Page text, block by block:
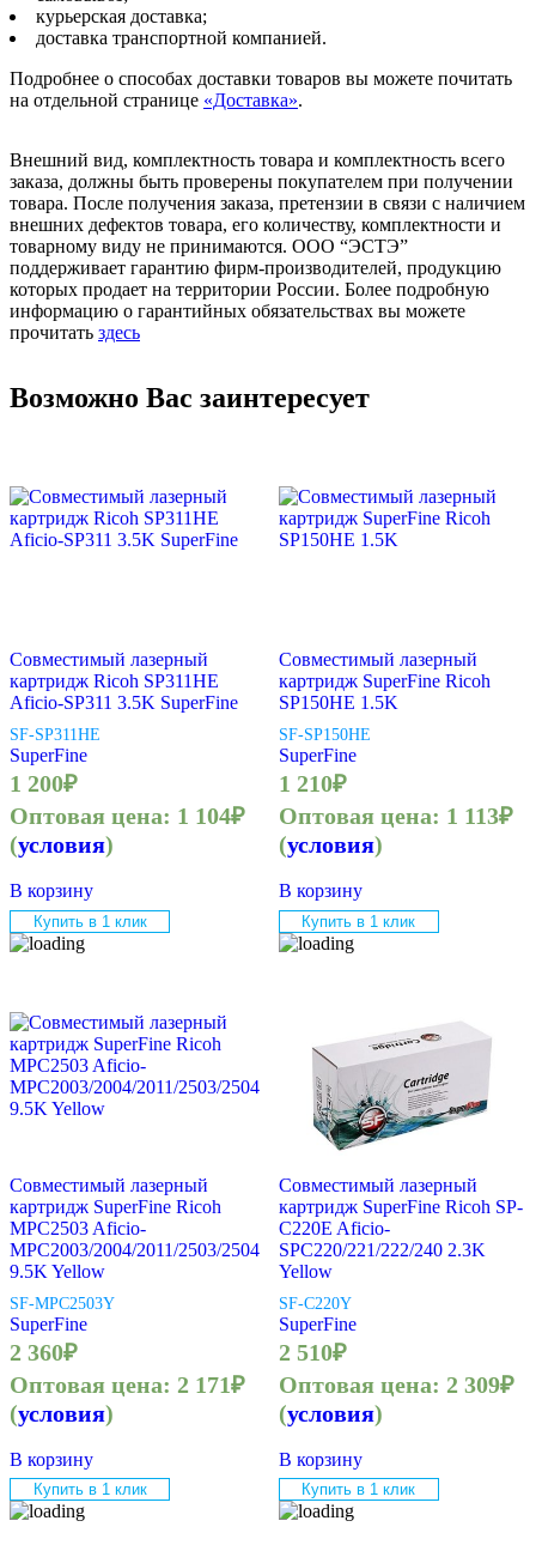
курьерская доставка;
доставка транспортной компанией.
Подробнее о способах доставки товаров вы можете почитать
на отдельной странице «Доставка».
Внешний вид, комплектность товара и комплектность всего
заказа, должны быть проверены покупателем при получении
товара. После получения заказа, претензии в связи с наличием
внешних дефектов товара, его количеству, комплектности и
товарному виду не принимаются. ООО “ЭСТЭ”
поддерживает гарантию фирм-производителей, продукцию
которых продает на территории России. Более подробную
информацию о гарантийных обязательствах вы можете
прочитать здесь
Возможно Вас заинтересует
Совместимый лазерный
картридж Ricoh SP311HE
Aficio-SP311 3.5K SuperFine
SF-SP311HE
SuperFine
1 200₽
Оптовая цена: 1 104₽
(условия)
В корзину
Купить в 1 клик
Совместимый лазерный
картридж SuperFine Ricoh
SP150HE 1.5K
SF-SP150HE
SuperFine
1 210₽
Оптовая цена: 1 113₽
(условия)
В корзину
Купить в 1 клик
Совместимый лазерный
картридж SuperFine Ricoh
MPC2503 Aficio-
MPC2003/2004/2011/2503/2504
9.5K Yellow
SF-MPC2503Y
SuperFine
2 360₽
Оптовая цена: 2 171₽
(условия)
В корзину
Купить в 1 клик
Совместимый лазерный
картридж SuperFine Ricoh SP-
C220E Aficio-
SPC220/221/222/240 2.3K
Yellow
SF-C220Y
SuperFine
2 510₽
Оптовая цена: 2 309₽
(условия)
В корзину
Купить в 1 клик